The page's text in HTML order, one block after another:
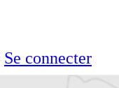
Se connecter